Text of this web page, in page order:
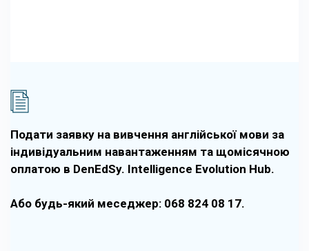
Подати заявку на вивчення англійської мови за
індивідуальним навантаженням та щомісячною
оплатою в DenEdSy. Intelligence Evolution Hub.
Або будь-який меседжер: 068 824 08 17.